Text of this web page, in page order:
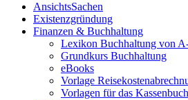
AnsichtsSachen
Existenzgründung
Finanzen & Buchhaltung
Lexikon Buchhaltung von
Grundkurs Buchhaltung
eBooks
Vorlage
Vorlagen für das Kassenbuch